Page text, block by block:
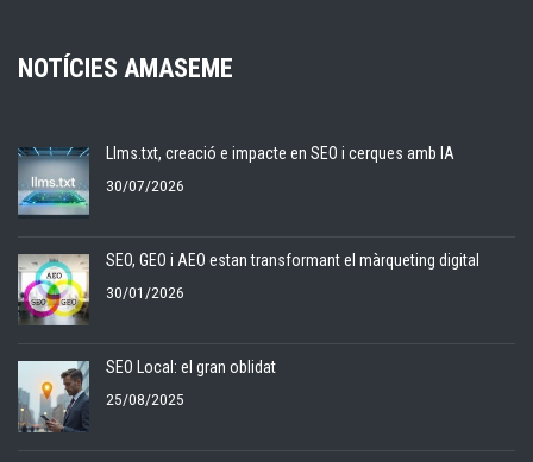
NOTÍCIES AMASEME
Llms.txt, creació e impacte en SEO i cerques amb IA
30/07/2026
SEO, GEO i AEO estan transformant el màrqueting digital
30/01/2026
SEO Local: el gran oblidat
25/08/2025